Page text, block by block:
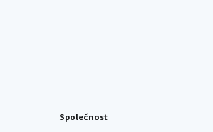
Společnost